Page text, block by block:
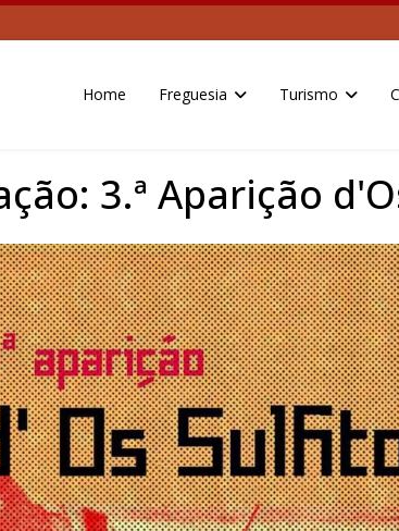
Home Freguesia Turismo
3.ª Aparição